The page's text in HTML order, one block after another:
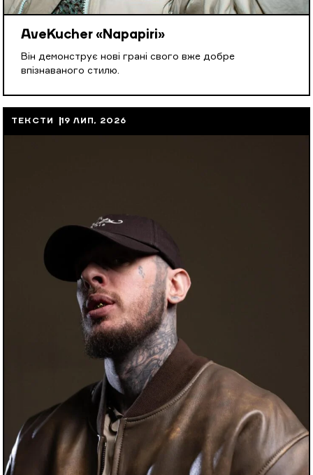
AveKucher «Napapiri»
Він демонструє нові грані свого вже добре
впізнаваного стилю.
ТЕКСТИ 19 ЛИП, 2026